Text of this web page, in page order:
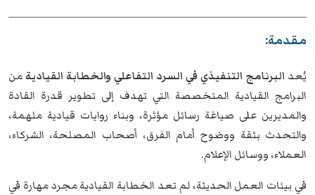
مقدمة:
يُعد البرنامج التنفيذي في السرد التفاعلي والخطابة القياديةمن
البرامج القيادية المتخصصة التي تهدف إلى تطوير قدرة القادة
والمديرين على صياغة رسائل مؤثرة، وبناء روايات قيادية ملهمة،
والتحدث بثقة ووضوح أمام الفرق، أصحاب المصلحة، الشركاء،
العملاء، ووسائل الإعلام.
في بيئات العمل الحديثة، لم تعد الخطابة القيادية مجرد مهارة في